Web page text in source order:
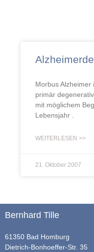
Morbus
primär
mit möglichem
Lebensjahr .
WEITERLESEN >>
21. Oktober 2007
Bernhard Tille
61350 Bad Homburg
Dietrich-Bonhoeffer-Str. 35